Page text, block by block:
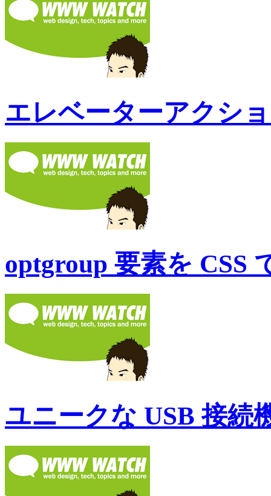
エレベーターアクシ
optgroup 要素を CSS
ユニークな USB 接続